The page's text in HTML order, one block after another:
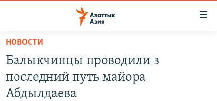
Вернуться
основному
содержанию
ВернутсяКЫРГЫЗСТАН
ВОЙНА В УКРАИНЕ
НОВОСТИ
Балыкчинцы проводили в
последний путь майора
Абдылдаева